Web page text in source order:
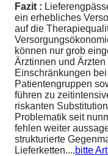
Fazit :
ein erhebliches
auf die
können nur grob
Ärztinnen und
Einschränkungen
Patientengruppen
führen zu
riskanten
Problematik seit
fehlen weiter
strukturierte
Lieferketten....bitte